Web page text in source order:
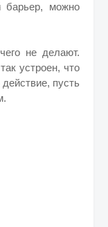
барьер, можно
не делают.
устроен, что
пусть